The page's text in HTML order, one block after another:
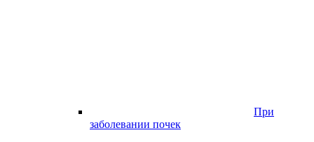
При
заболевании почек